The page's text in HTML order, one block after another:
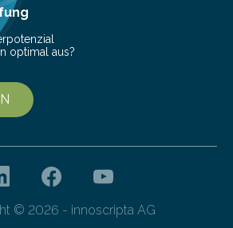
optimal aus?
© 2026 - innoscripta AG